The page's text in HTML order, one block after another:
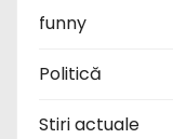
funny
Politică
Stiri actuale